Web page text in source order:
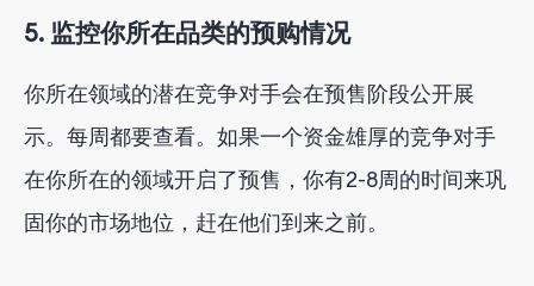
5. 监控你所在品类的预购情况
你所在领域的潜在竞争对手会在预售阶段公开展
示。每周都要查看。如果一个资金雄厚的竞争对手
在你所在的领域开启了预售，你有2-8周的时间来巩
固你的市场地位，赶在他们到来之前。